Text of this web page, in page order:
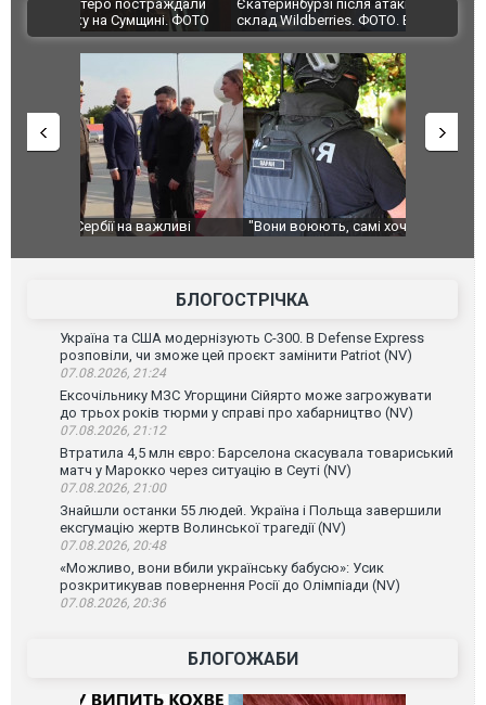
Єкатеринбурзі після атаки дронів загорівся
склад Wildberries. ФОТО. ВІДЕО
ВІДЕО
"Вони воюють, самі хочуть воювати, бо дурні": у
Чернівцях водія маршрутки звільнили після
зневажливих слів про українських захисників.
В
порт: над
ВІДЕО
БЛОГОСТРІЧКА
Україна та США модернізують С-300. В Defense Express
розповіли, чи зможе цей проєкт замінити Patriot (NV)
07.08.2026, 21:24
Ексочільнику МЗС Угорщини Сійярто може загрожувати
до трьох років тюрми у справі про хабарництво (NV)
07.08.2026, 21:12
Втратила 4,5 млн євро: Барселона скасувала товариський
матч у Марокко через ситуацію в Сеуті (NV)
07.08.2026, 21:00
Знайшли останки 55 людей. Україна і Польща завершили
ексгумацію жертв Волинської трагедії (NV)
07.08.2026, 20:48
«Можливо, вони вбили українську бабусю»: Усик
розкритикував повернення Росії до Олімпіади (NV)
07.08.2026, 20:36
БЛОГОЖАБИ